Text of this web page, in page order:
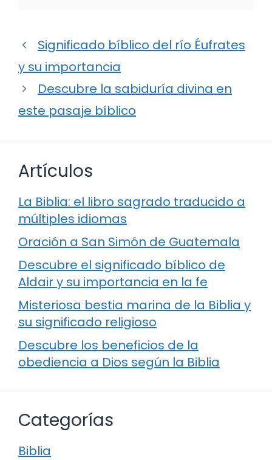
Significado bíblico del río Éufrates
y su importancia
Descubre la sabiduría divina en
este pasaje bíblico
Artículos
La Biblia: el libro sagrado traducido a
múltiples idiomas
Oración a San Simón de Guatemala
Descubre el significado bíblico de
Aldair y su importancia en la fe
Misteriosa bestia marina de la Biblia y
su significado religioso
Descubre los beneficios de la
obediencia a Dios según la Biblia
Categorías
Biblia